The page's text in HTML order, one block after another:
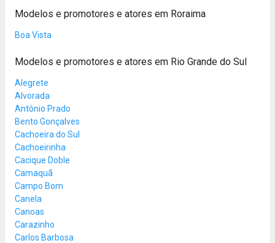
Modelos e promotores e atores em Roraima
Boa Vista
Modelos e promotores e atores em Rio Grande do Sul
Alegrete
Alvorada
Antônio Prado
Bento Gonçalves
Cachoeira do Sul
Cachoeirinha
Cacique Doble
Camaquã
Campo Bom
Canela
Canoas
Carazinho
Carlos Barbosa